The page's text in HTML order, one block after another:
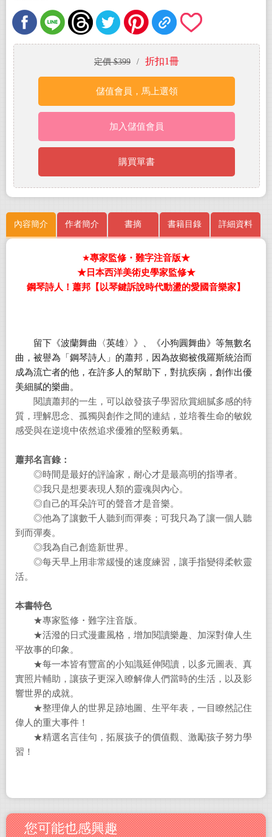
定價 $399 / 折扣1冊
儲值會員，馬上選領
加入儲值會員
購買單書
內容簡介 作者簡介 書摘 書籍目錄 詳細資料
★專家監修・難字注音版★
★日本西洋美術史學家監修★
鋼琴詩人！蕭邦【以琴鍵訴說時代動盪的愛國音樂家】
留下《波蘭舞曲〈英雄〉》、《小狗圓舞曲》等無數名
曲，被譽為「鋼琴詩人」的蕭邦，因為故鄉被俄羅斯統治而
成為流亡者的他，在許多人的幫助下，對抗疾病，創作出優
美細膩的樂曲。
閱讀蕭邦的一生，可以啟發孩子學習欣賞細膩多感的特
質，理解思念、孤獨與創作之間的連結，並培養生命的敏銳
感受與在逆境中依然追求優雅的堅毅勇氣。
蕭邦名言錄：
◎時間是最好的評論家，耐心才是最高明的指導者。
◎我只是想要表現人類的靈魂與內心。
◎自己的耳朵許可的聲音才是音樂。
◎他為了讓數千人聽到而彈奏；可我只為了讓一個人聽
到而彈奏。
◎我為自己創造新世界。
◎每天早上用非常緩慢的速度練習，讓手指變得柔軟靈
活。
本書特色
★專家監修・難字注音版。
★活潑的日式漫畫風格，增加閱讀樂趣、加深對偉人生
平故事的印象。
★每一本皆有豐富的小知識延伸閱讀，以多元圖表、真
實照片輔助，讓孩子更深入瞭解偉人們當時的生活，以及影
響世界的成就。
★整理偉人的世界足跡地圖、生平年表，一目瞭然記住
偉人的重大事件！
★精選名言佳句，拓展孩子的價值觀、激勵孩子努力學
習！
您可能也感興趣